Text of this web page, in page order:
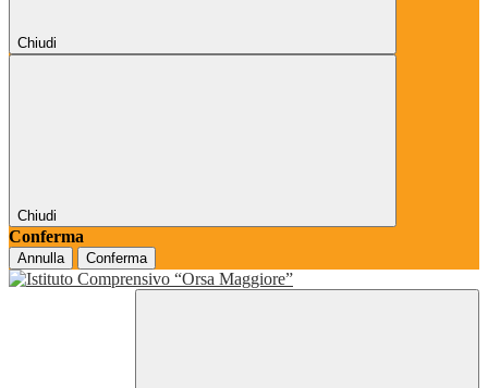
Chiudi
Chiudi
Conferma
Annulla Conferma